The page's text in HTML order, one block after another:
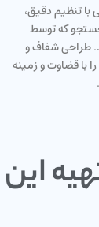
با تنظیم دقیق،
جستجو که توسط
طراحی شفاف و
با قضاوت و زمینه